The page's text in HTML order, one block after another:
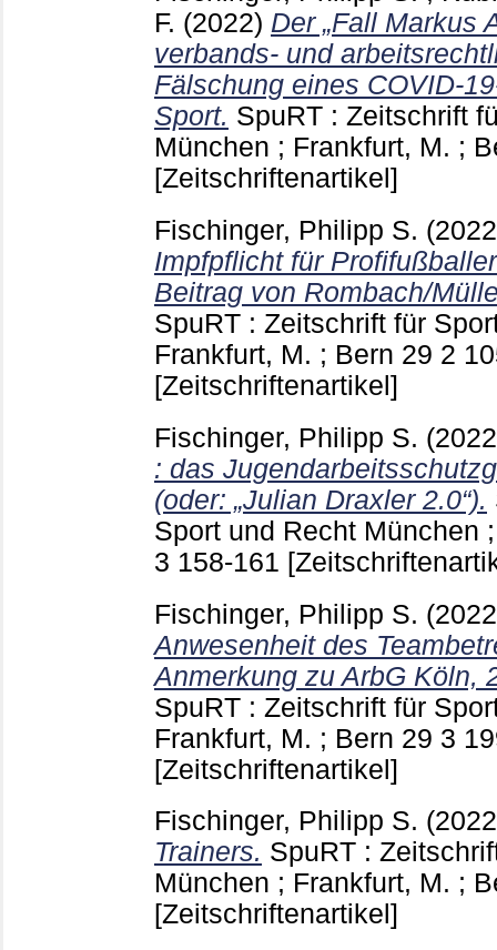
F. (2022) Der „Fall Markus
verbands- und
Fälschung eines COVID-
Sport. SpuRT : Zeitschrift
München ; Frankfurt, M. ;
[Zeitschriftenartikel]
Fischinger, Philipp S.
Impfpflicht für
Beitrag von Rombach/
SpuRT : Zeitschrift für
Frankfurt, M. ; Bern 29 2
[Zeitschriftenartikel]
Fischinger, Philipp S.
: das
(oder: „Julian Draxler 2.0“).
Sport und Recht München
3 158-161
Fischinger, Philipp S.
Anwesenheit des
Anmerkung zu ArbG Köln,
SpuRT : Zeitschrift für
Frankfurt, M. ; Bern 29 3
[Zeitschriftenartikel]
Fischinger, Philipp S.
Trainers. SpuRT :
München ; Frankfurt, M. ;
[Zeitschriftenartikel]